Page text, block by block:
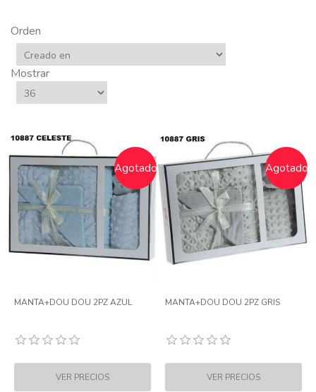
Orden
Mostrar
Agotado
MANTA+DOU DOU 2PZ AZUL
Agotado
MANTA+DOU DOU 2PZ GRIS